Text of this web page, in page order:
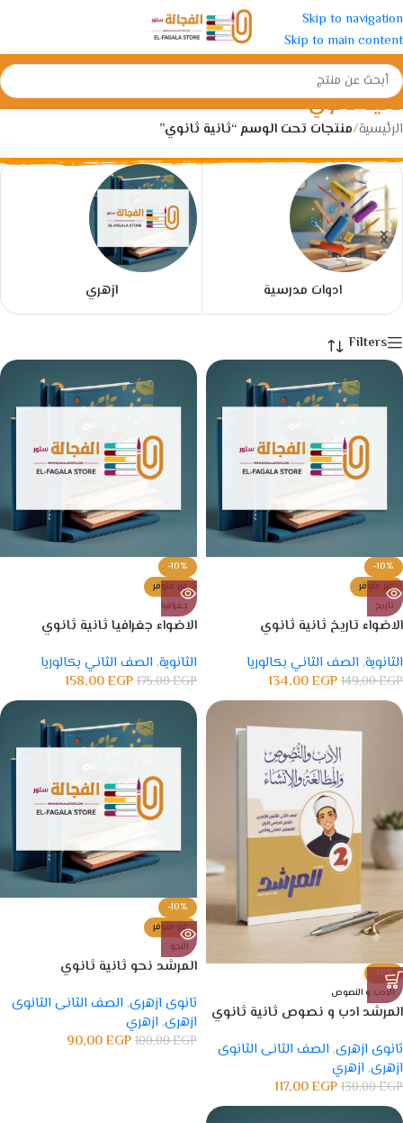
Skip to navigation
Skip to main content
ثانية ثانوي
الرئيسية/منتجات تحت الوسم “ثانية ثانوي”
ادوات مدرسية ازهري
Filters
-10%
غير متوفر
تاريخ
الاضواء تاريخ ثانية ثانوي
الثانوية, الصف الثاني بكالوريا
149,00EGP
134,00EGP
-10%
غير متوفر
جغرافيا
الاضواء جغرافيا ثانية ثانوي
الثانوية, الصف الثاني بكالوريا
175,00EGP
158,00EGP
-10%
الادب و النصوص
المرشد ادب و نصوص ثانية ثانوي
ثانوى ازهرى, الصف الثانى الثانوى
ازهرى, ازهري
130,00EGP
117,00EGP
-10%
غير متوفر
النحو
المرشد نحو ثانية ثانوي
ثانوى ازهرى, الصف الثانى الثانوى
ازهرى, ازهري
100,00EGP
90,00EGP